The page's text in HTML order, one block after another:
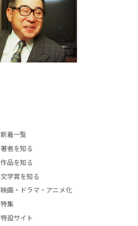
新着一覧
著者を知る
作品を知る
文学賞を知る
映画・ドラマ・アニメ化
特集
特設サイト